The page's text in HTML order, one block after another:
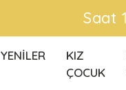
YENİLER
KIZ
ÇOCUK